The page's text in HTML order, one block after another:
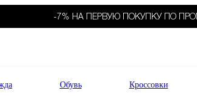
-7% НА ПЕРВУЮ ПОКУПКУ ПО
Обувь Кроссовки